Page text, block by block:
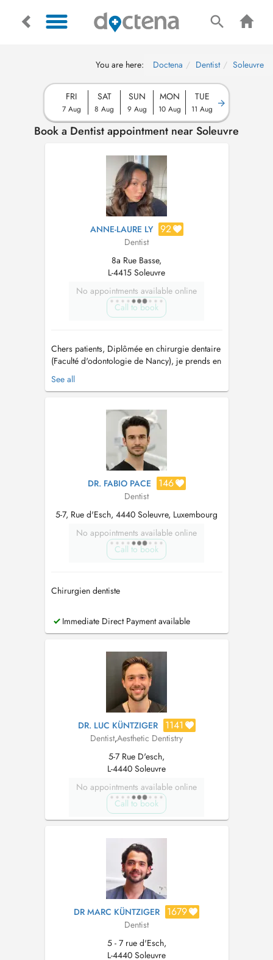
You are here: Doctena Dentist Soleuvre
FRI
7 Aug
SAT
8 Aug
SUN
9 Aug
MON
10 Aug
TUE
11 Aug
Book a Dentist appointment near Soleuvre
ANNE-LAURE LY 92
Dentist
8a Rue Basse,
L-4415 Soleuvre
No appointments available online
Call to book
Chers patients, Diplômée en chirurgie dentaire
(Faculté d'odontologie de Nancy), je prends en
charge l'ensemble des soins dentaires pour
petits et grands : - contrôle-détartrage / bilan /
endodontiques - réhabilitation prothétique :
See all
DR. FABIO PACE 146
Dentist
5-7, Rue d'Esch, 4440 Soleuvre, Luxembourg
No appointments available online
Call to book
Chirurgien dentiste
Immediate Direct Payment available
DR. LUC KÜNTZIGER 1141
Dentist,Aesthetic Dentistry
5-7 Rue D'esch,
L-4440 Soleuvre
No appointments available online
Call to book
DR MARC KÜNTZIGER 1679
Dentist
5 - 7 rue d'Esch,
L-4440 Soleuvre